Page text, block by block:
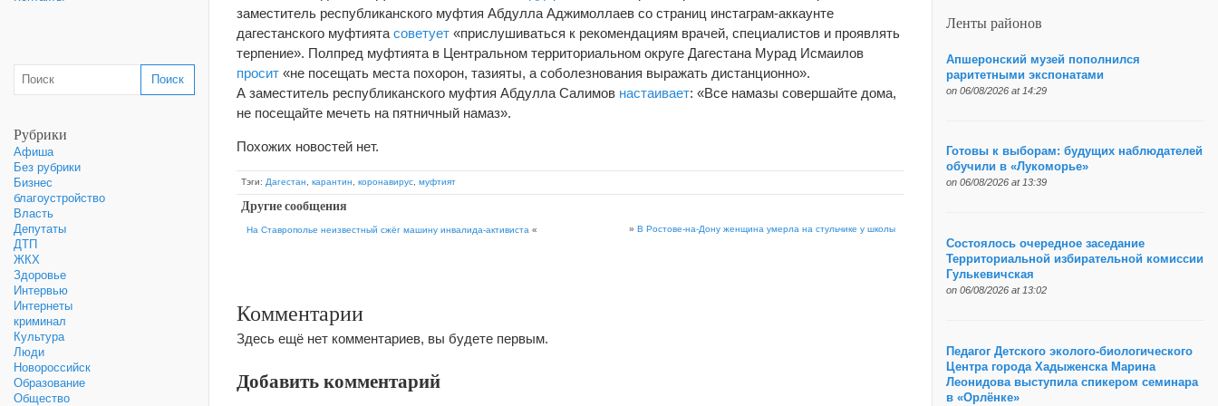
Рубрики
Афиша
Без рубрики
Бизнес
благоустройство
Власть
Депутаты
ДТП
ЖКХ
Здоровье
Интервью
Интернеты
криминал
Культура
Люди
Новороссийск
Образование
Общество
заместитель республиканского муфтия Абдулла Аджимоллаев со страниц инстаграм-аккаунте
дагестанского муфтията советует «прислушиваться к рекомендациям врачей, специалистов и проявлять
терпение». Полпред муфтията в Центральном территориальном округе Дагестана Мурад Исмаилов
просит «не посещать места похорон, тазияты, а соболезнования выражать дистанционно».
А заместитель республиканского муфтия Абдулла Салимов настаивает: «Все намазы совершайте дома,
не посещайте мечеть на пятничный намаз».
Похожих новостей нет.
Тэги: Дагестан карантин коронавирус муфтият
Другие сообщения
На Ставрополье неизвестный сжёг машину инвалида-активиста « » В Ростове-на-Дону женщина умерла на стульчике у школы
Комментарии
Здесь ещё нет комментариев, вы будете первым.
Добавить комментарий
Ленты районов
Апшеронский музей пополнился
раритетными экспонатами
on 06/08/2026 at 14:29
Готовы к выборам: будущих наблюдателей
обучили в «Лукоморье»
on 06/08/2026 at 13:39
Состоялось очередное заседание
Территориальной избирательной комиссии
Гулькевичская
on 06/08/2026 at 13:02
Педагог Детского эколого-биологического
Центра города Хадыженска Марина
Леонидова выступила спикером семинара
в «Орлёнке»